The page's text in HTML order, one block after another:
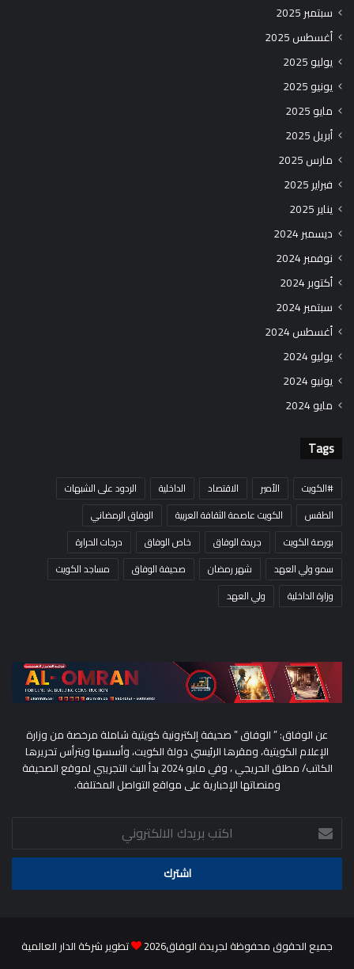
سبتمبر 2025
أغسطس 2025
يوليو 2025
يونيو 2025
مايو 2025
أبريل 2025
مارس 2025
فبراير 2025
يناير 2025
ديسمبر 2024
نوفمبر 2024
أكتوبر 2024
سبتمبر 2024
أغسطس 2024
يوليو 2024
يونيو 2024
مايو 2024
Tags
#الكويت الأمير الاقتصاد الداخلية
الردود على الشبهات
الطقس
الكويت عاصمة الثقافة العربية
الوفاق الرمضاني
بورصة الكويت
جريدة الوفاق خاص الوفاق
درجات الحرارة
سمو ولي العهد
شهر رمضان صحيفة الوفاق
مساجد الكويت
وزارة الداخلية
ولي العهد
عن الوفاق: ” الوفاق ” صحيفة إلكترونية كويتية شاملة مرخصة من وزارة
الإعلام الكويتية، ومقرها الرئيسي دولة الكويت، وأسسها ويترأس تحريرها
الكاتب/ مطلق الحريجي ، وفي مايو 2024 بدأ البث التجريبي لموقع الصحيفة
ومنصاتها الإخبارية على مواقع التواصل المختلفة.
اكتب
بريدك
الالكتروني
جميع الحقوق محفوظة لجريدة الوفاق2026 تطوير شركة الدار العالمية